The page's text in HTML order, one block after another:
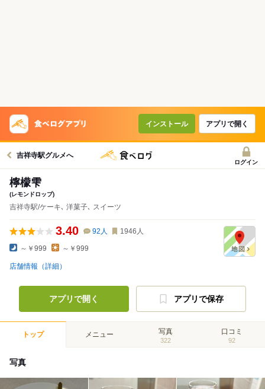
インストール アプリで開く
吉祥寺駅グルメへ
ログイン
檸檬雫
(レモンドロップ)
吉祥寺駅/ケーキ､ 洋菓子､ スイーツ
3.40 92 人 1946 人
～￥999 ～￥999
店舗情報（詳細）
アプリで開く アプリで保存
トップ メニュー 写真
322
口コミ
92
写真